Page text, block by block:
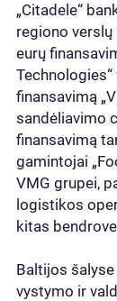
„Citadele“
regiono verslų
eurų
finansavimą
sandėliavimo
finansavimą
gamintojai
VMG grupei,
logistikos
kitas
Baltijos
vystymo ir